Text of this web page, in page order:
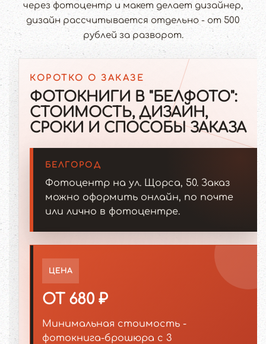
через фотоцентр и макет делает дизайнер,
дизайн рассчитывается отдельно - от 500
рублей за разворот.
КОРОТКО О ЗАКАЗЕ
ФОТОКНИГИ В "БЕЛФОТО":
СТОИМОСТЬ, ДИЗАЙН,
СРОКИ И СПОСОБЫ ЗАКАЗА
БЕЛГОРОД
Фотоцентр на ул. Щорса, 50. Заказ
можно оформить онлайн, по почте
или лично в фотоцентре.
ЦЕНА
ОТ 680 ₽
Минимальная стоимость -
фотокнига-брошюра с 3